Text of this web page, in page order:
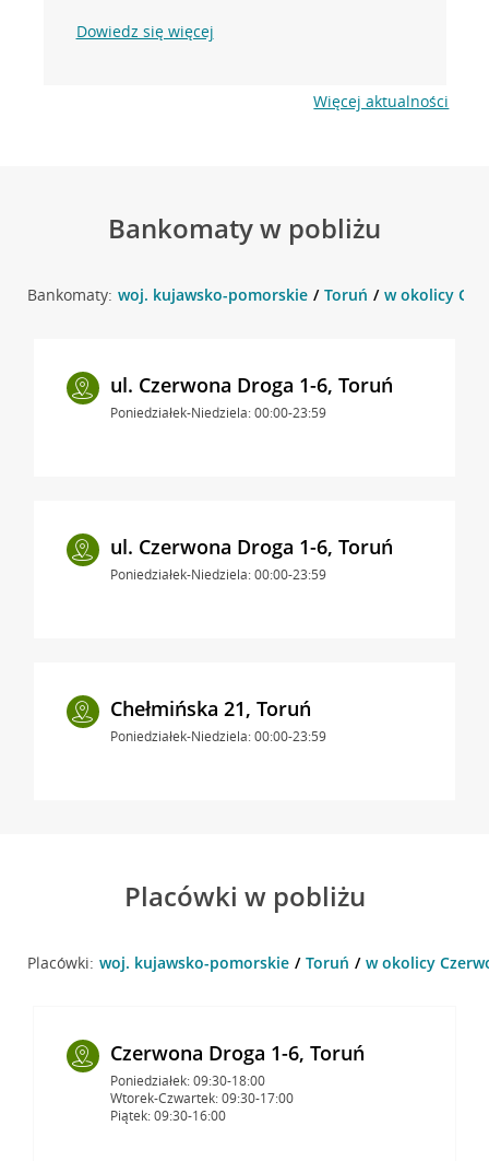
Dowiedz się więcej
Więcej aktualności
Bankomaty w pobliżu
Bankomaty: woj. kujawsko-pomorskie Toruń w okolicy
ul. Czerwona Droga 1-6, Toruń
Poniedziałek-Niedziela: 00:00-23:59
ul. Czerwona Droga 1-6, Toruń
Poniedziałek-Niedziela: 00:00-23:59
Chełmińska 21, Toruń
Poniedziałek-Niedziela: 00:00-23:59
Placówki w pobliżu
Placówki: woj. kujawsko-pomorskie Toruń w okolicy
Czerwona Droga 1-6, Toruń
Poniedziałek: 09:30-18:00
Wtorek-Czwartek: 09:30-17:00
Piątek: 09:30-16:00